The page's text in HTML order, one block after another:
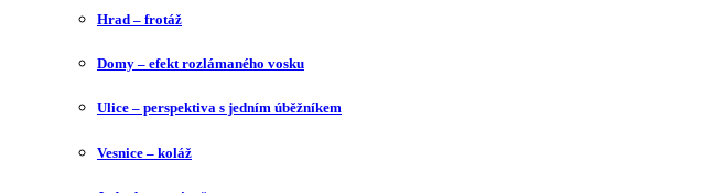
Hrad – frotáž
Domy – efekt rozlámaného vosku
Ulice – perspektiva s jedním úběžníkem
Vesnice – koláž